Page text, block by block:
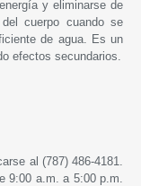
y eliminarse de
cuerpo cuando se
de agua. Es un
efectos secundarios.
al (787) 486-4181.
9:00 a.m. a 5:00 p.m.